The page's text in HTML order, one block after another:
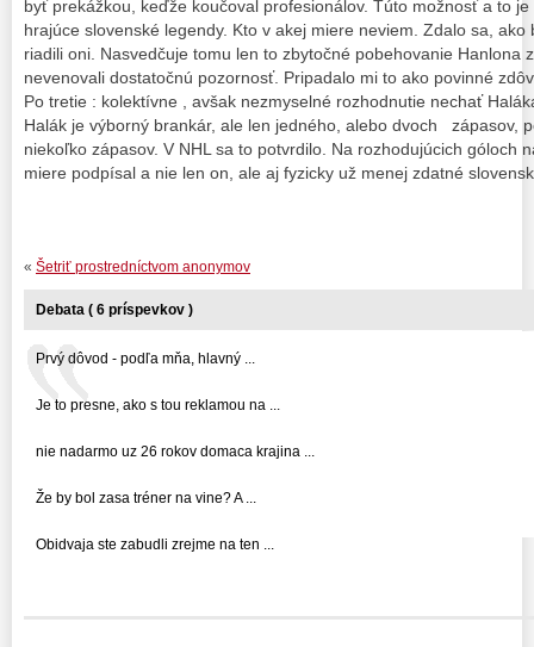
byť prekážkou, keďže koučoval profesionálov. Túto možnosť a to
hrajúce slovenské legendy. Kto v akej miere neviem. Zdalo sa,
riadili oni. Nasvedčuje tomu len to zbytočné pobehovanie Hanlona
nevenovali dostatočnú pozornosť. Pripadalo mi to ako povinné
Po tretie : kolektívne , avšak nezmyselné rozhodnutie nechať
Halák je výborný brankár, ale len jedného, alebo dvoch zápasov,
niekoľko zápasov. V NHL sa to potvrdilo. Na rozhodujúcich góloch
miere podpísal a nie len on, ale aj fyzicky už menej zdatné
« Šetriť prostredníctvom anonymov
Debata ( 6 príspevkov )
Prvý dôvod - podľa mňa, hlavný ...
Je to presne, ako s tou reklamou na ...
nie nadarmo uz 26 rokov domaca krajina ...
Že by bol zasa tréner na vine? A ...
Obidvaja ste zabudli zrejme na ten ...